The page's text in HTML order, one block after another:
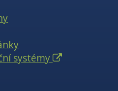
systémy